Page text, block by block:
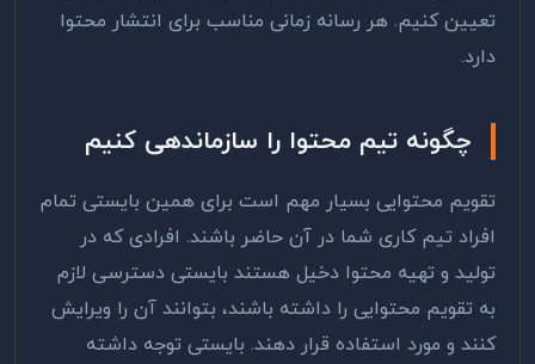
تعیین کنیم. هر رسانه زمانی مناسب برای انتشار محتوا
دارد.
چگونه تیم محتوا را سازماندهی کنیم
تقویم محتوایی بسیار مهم است برای همین بایستی تمام
افراد تیم کاری شما در آن حاضر باشند. افرادی که در
تولید و تهیه محتوا دخیل هستند بایستی دسترسی لازم
به تقویم محتوایی را داشته باشند، بتوانند آن را ویرایش
کنند و مورد استفاده قرار دهند. بایستی توجه داشته